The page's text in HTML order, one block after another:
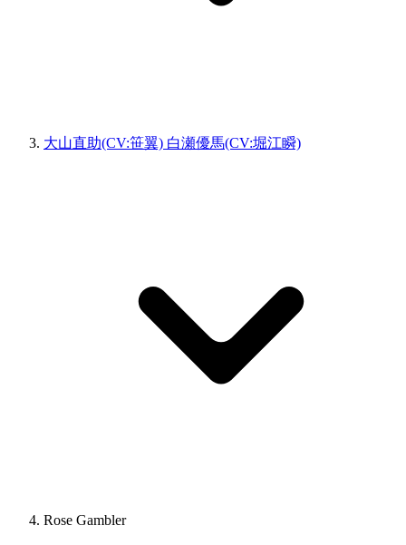
大山直助(CV:笹翼) 白瀬優馬(CV:堀江瞬)
Rose Gambler